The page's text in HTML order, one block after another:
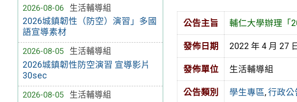
2026-08-06
生活輔導組
2026城鎮韌性（防空）演習」多國
語宣導素材
2026-08-05
生活輔導組
2026城鎮韌性防空演習 宣導影片
30sec
2026-08-05
生活輔導組
公告主旨 輔仁大學辦理「
發佈日期 2022 年 4 月 27
發佈單位 生活輔導組
公告類別 學生專區, 行政公